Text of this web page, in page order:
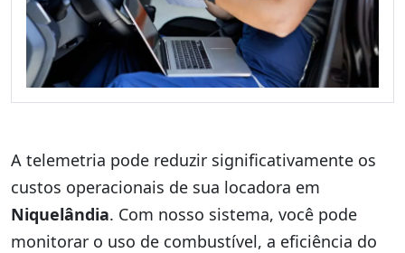
A telemetria pode reduzir significativamente os
custos operacionais de sua locadora em
Niquelândia. Com nosso sistema, você pode
monitorar o uso de combustível, a eficiência do